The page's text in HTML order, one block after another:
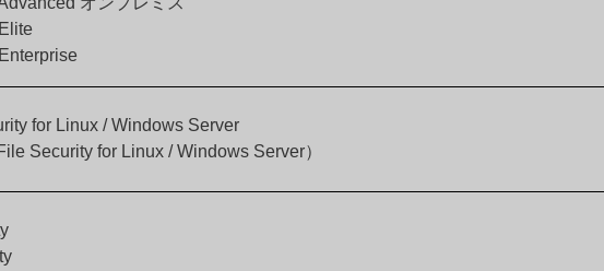
for Linux / Windows Server
Security for Linux / Windows Server）